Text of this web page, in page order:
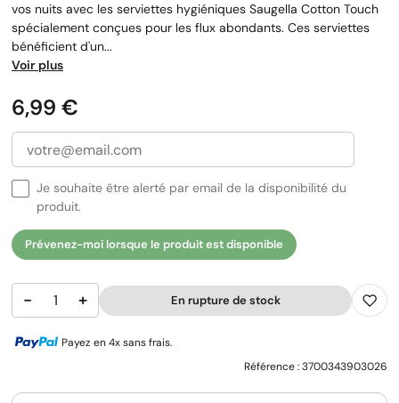
vos nuits avec les serviettes hygiéniques Saugella Cotton Touch
spécialement conçues pour les flux abondants. Ces serviettes
bénéficient d'un...
Voir plus
Prix
6,99 €
Je souhaite être alerté par email de la disponibilité du
produit.
Prévenez-moi lorsque le produit est disponible
− + En rupture de stock
Payez en 4x sans frais.
Référence :3700343903026